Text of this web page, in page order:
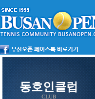
동호인클럽
CLUB